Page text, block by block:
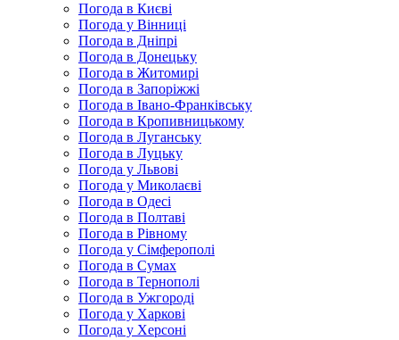
Погода в Києві
Погода у Вінниці
Погода в Дніпрі
Погода в Донецьку
Погода в Житомирі
Погода в Запоріжжі
Погода в Івано-Франківську
Погода в Кропивницькому
Погода в Луганську
Погода в Луцьку
Погода у Львові
Погода у Миколаєві
Погода в Одесі
Погода в Полтаві
Погода в Рівному
Погода у Сімферополі
Погода в Сумах
Погода в Тернополі
Погода в Ужгороді
Погода у Харкові
Погода у Херсоні